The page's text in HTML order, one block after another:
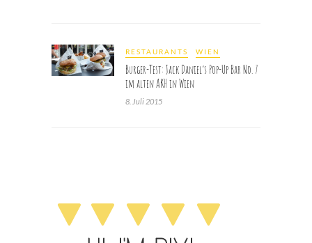
RESTAURANTS WIEN
Burger-Test: Jack Daniel’s Pop-Up Bar No. 7
im alten AKH in Wien
8. Juli 2015